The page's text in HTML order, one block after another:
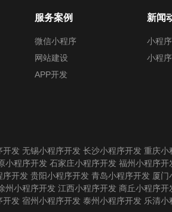
服务案例
微信小程序
网站建设
APP开发
新闻
小程
小程
开发 无锡小程序开发 长沙小程序开发 重庆小
小程序开发 石家庄小程序开发 福州小程序开
序开发 贵阳小程序开发 青岛小程序开发 厦门
州小程序开发 江西小程序开发 商丘小程序开
开发 宿州小程序开发 泰州小程序开发 乐清小